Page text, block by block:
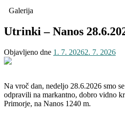
Galerija
Utrinki – Nanos
Objavljeno dne 1. 7. 20262. 7. 2026
Na vroč dan, nedeljo 28.6.2026 smo
odpravili na markantno, dobro vidno
Primorje, na Nanos 1240 m.